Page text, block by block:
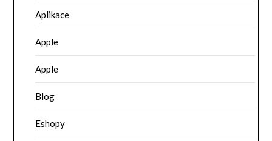
Aplikace
Apple
Apple
Blog
Eshopy